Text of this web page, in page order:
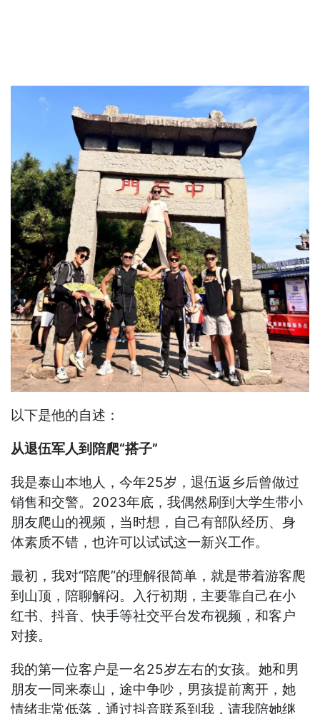
以下是他的自述：
从退伍军人到陪爬“搭子”
我是泰山本地人，今年25岁，退伍返乡后曾做过
销售和交警。2023年底，我偶然刷到大学生带小
朋友爬山的视频，当时想，自己有部队经历、身
体素质不错，也许可以试试这一新兴工作。
最初，我对“陪爬”的理解很简单，就是带着游客爬
到山顶，陪聊解闷。入行初期，主要靠自己在小
红书、抖音、快手等社交平台发布视频，和客户
对接。
我的第一位客户是一名25岁左右的女孩。她和男
朋友一同来泰山，途中争吵，男孩提前离开，她
情绪非常低落，通过抖音联系到我，请我陪她继